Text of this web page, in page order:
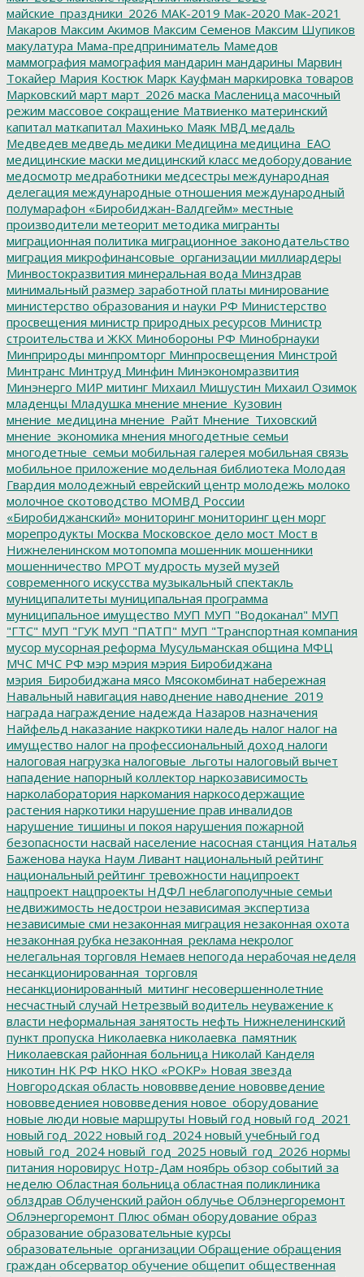
майские_праздники_2026 МАК-2019 Мак-2020 Мак-2021
Макаров Максим Акимов Максим Семенов Максим Шупиков
макулатура Мама-предприниматель Мамедов
маммография мамография мандарин мандарины Марвин
Токайер Мария Костюк Марк Кауфман маркировка товаров
Марковский март март_2026 маска Масленица масочный
режим массовое сокращение Матвиенко материнский
капитал маткапитал Махинько Маяк МВД медаль
Медведев медведь медики Медицина медицина_ЕАО
медицинские маски медицинский класс медоборудование
медосмотр медработники медсестры международная
делегация международные отношения международный
полумарафон «Биробиджан-Валдгейм» местные
производители метеорит методика мигранты
миграционная политика миграционное законодательство
миграция микрофинансовые_организации миллиардеры
Минвостокразвития минеральная вода Минздрав
минимальный размер заработной платы минирование
министерство образования и науки РФ Министерство
просвещения министр природных ресурсов Министр
строительства и ЖКХ Минобороны РФ Минобрнауки
Минприроды минпромторг Минпросвещения Минстрой
Минтранс Минтруд Минфин Минэкономразвития
Минэнерго МИР митинг Михаил Мишустин Михаил Озимок
младенцы Младушка мнение мнение_Кузовин
мнение_медицина мнение_Райт Мнение_Тиховский
мнение_экономика мнения многодетные семьи
многодетные_семьи мобильная галерея мобильная связь
мобильное приложение модельная библиотека Молодая
Гвардия молодежный еврейский центр молодежь молоко
молочное скотоводство МОМВД России
«Биробиджанский» мониторинг мониторинг цен морг
морепродукты Москва Московское дело мост Мост в
Нижнеленинском мотопомпа мошенник мошенники
мошенничество МРОТ мудрость музей музей
современного искусства музыкальный спектакль
муниципалитеты муниципальная программа
муниципальное имущество МУП МУП "Водоканал" МУП
"ГТС" МУП "ГУК МУП "ПАТП" МУП "Транспортная компания
мусор мусорная реформа Мусульманская община МФЦ
МЧС МЧС РФ мэр мэрия мэрия Биробиджана
мэрия_Биробиджана мясо Мясокомбинат набережная
Навальный навигация наводнение наводнение_2019
награда награждение надежда Назаров назначения
Найфельд наказание накркотики наледь налог налог на
имущество налог на профессиональный доход налоги
налоговая нагрузка налоговые_льготы налоговый вычет
нападение напорный коллектор наркозависимость
нарколаборатория наркомания наркосодержащие
растения наркотики нарушение прав инвалидов
нарушение тишины и покоя нарушения пожарной
безопасности насвай население насосная станция Наталья
Баженова наука Наум Ливант национальный рейтинг
национальный рейтинг тревожности наципроект
нацпроект нацпроекты НДФЛ неблагополучные семьи
недвижимость недострои независимая экспертиза
независимые сми незаконная миграция незаконная охота
незаконная рубка незаконная_реклама некролог
нелегальная торговля Немаев непогода нерабочая неделя
несанкционированная_торговля
несанкционированный_митинг несовершеннолетние
несчастный случай Нетрезвый водитель неуважение к
власти неформальная занятость нефть Нижнеленинский
пункт пропуска Николаевка николаевка_памятник
Николаевская районная больница Николай Канделя
никотин НК РФ НКО НКО «РОКР» Новая звезда
Новгородская область нововвведение нововведение
нововведениея нововведения новое_оборудование
новые люди новые маршруты Новый год новый год_2021
новый год_2022 новый год_2024 новый учебный год
новый_год_2024 новый_год_2025 новый_год_2026 нормы
питания норовирус Нотр-Дам ноябрь обзор событий за
неделю Областная больница областная поликлиника
облздрав Облученский район облучье Облэнергоремонт
Облэнергоремонт Плюс обман оборудование образ
образование образовательные курсы
образовательные_организации Обращение обращения
граждан обсерватор обучение общепит общественная